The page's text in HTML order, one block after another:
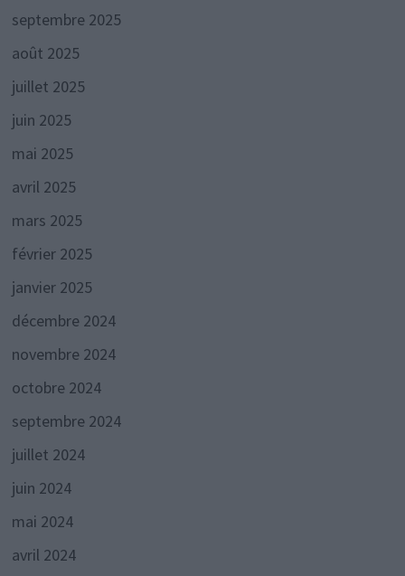
septembre 2025
août 2025
juillet 2025
juin 2025
mai 2025
avril 2025
mars 2025
février 2025
janvier 2025
décembre 2024
novembre 2024
octobre 2024
septembre 2024
juillet 2024
juin 2024
mai 2024
avril 2024